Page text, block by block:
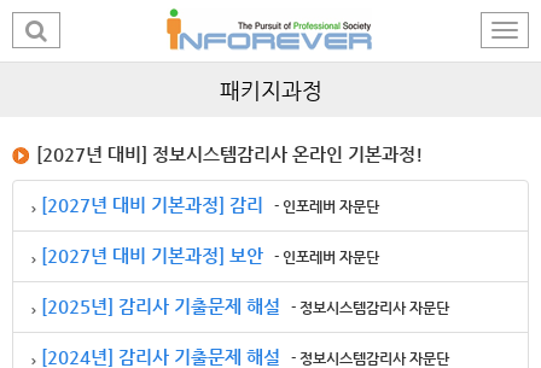
패키지과정
[2027년 대비] 정보시스템감리사 온라인 기본과정!
[2027년 대비 기본과정] 감리 - 인포레버 자문단
[2027년 대비 기본과정] 보안 - 인포레버 자문단
[2025년] 감리사 기출문제 해설 - 정보시스템감리사 자문단
[2024년] 감리사 기출문제 해설 - 정보시스템감리사 자문단